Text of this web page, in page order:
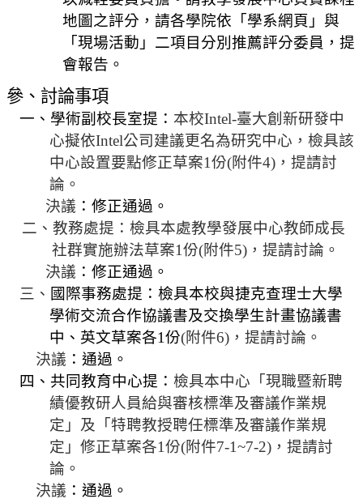
地圖之評分，請各學院依「學系網頁」與
「現場活動」二項目分別推薦評分委員，提
會報告。
參、 討論事項
一、學術副校長室提 ： 本校Intel-臺大創新研發中
心擬依Intel公司建議更名為研究中心，檢具該
中心設置要點修正草案1份(附件4) ，提請討
論。
決議 ：修正通過。
二、教務處提： 檢具本處教學發展中心教師成長
社群實施辦法草案1份(附件5)，提請討論。
決議 ：修正通過。
三、 國際事務處提：檢具本校與捷克查理士大學
學術交流合作協議書及交換學生計畫協議書
中、英文草案各1份(附件6) ，提請討論。
決議 ：通過。
四、共同教育中心提： 檢具本中心「現職暨新聘
績優教研人員給與審核標準及審議作業規
定」及「特聘教授聘任標準及審議作業規
定」修正草案各1份(附件7-1~7-2) ，提請討
論。
決議 ：通過。